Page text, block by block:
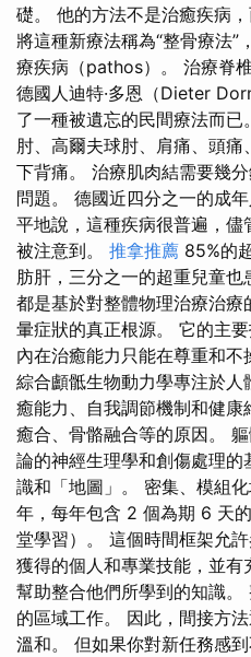
礎。 他的方法不是治癒疾病
將這種新療法稱為“整骨療法
療疾病（pathos）。 治療脊
德國人迪特·多恩（Dieter
了一種被遺忘的民間療法而
肘、高爾夫球肘、肩痛、頭
下背痛。 治療肌肉結需要幾
問題。 德國近四分之一的成
平地說，這種疾病很普遍，
被注意到。 推拿推薦 85%的
肪肝，三分之一的超重兒童
都是基於對整體物理治療治
暈症狀的真正根源。 它的主
內在治癒能力只能在尊重和不
綜合顱骶生物動力學專注於
癒能力、自我調節機制和健
癒合、骨骼融合等的原因。
論的神經生理學和創傷處理
識和「地圖」。 密集、模組
年，每年包含 2 個為期 6 天
堂學習）。 這個時間框架允
獲得的個人和專業技能，並
幫助整合他們所學到的知識
的區域工作。 因此，間接方
溫和。 但如果你對新任務感